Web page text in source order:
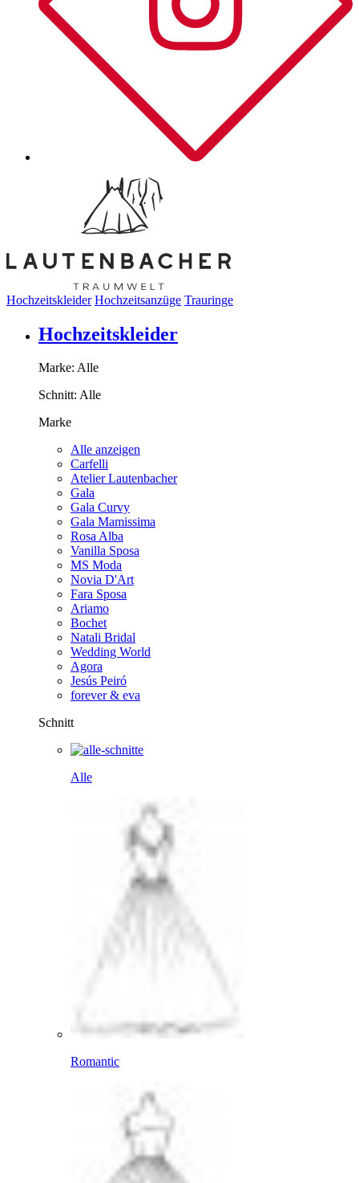
Hochzeitskleider Hochzeitsanzüge Trauringe
Hochzeitskleider
Marke: Alle
Schnitt: Alle
Marke
Alle anzeigen
Carfelli
Atelier Lautenbacher
Gala
Gala Curvy
Gala Mamissima
Rosa Alba
Vanilla Sposa
MS Moda
Novia D'Art
Fara Sposa
Ariamo
Bochet
Natali Bridal
Wedding World
Agora
Jesús Peiró
forever & eva
Schnitt
Alle
Romantic